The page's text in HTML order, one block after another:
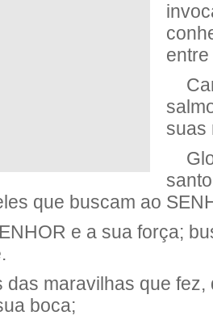
suas
que buscam ao
e a sua força;
das maravilhas que
boca;